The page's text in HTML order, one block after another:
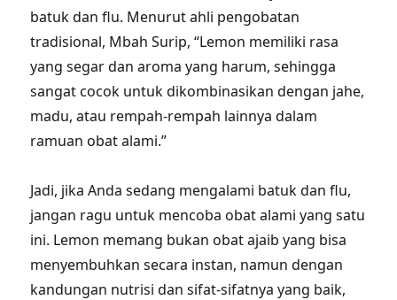
batuk dan flu. Menurut ahli pengobatan
tradisional, Mbah Surip, “Lemon memiliki rasa
yang segar dan aroma yang harum, sehingga
sangat cocok untuk dikombinasikan dengan jahe,
madu, atau rempah-rempah lainnya dalam
ramuan obat alami.”
Jadi, jika Anda sedang mengalami batuk dan flu,
jangan ragu untuk mencoba obat alami yang satu
ini. Lemon memang bukan obat ajaib yang bisa
menyembuhkan secara instan, namun dengan
kandungan nutrisi dan sifat-sifatnya yang baik,